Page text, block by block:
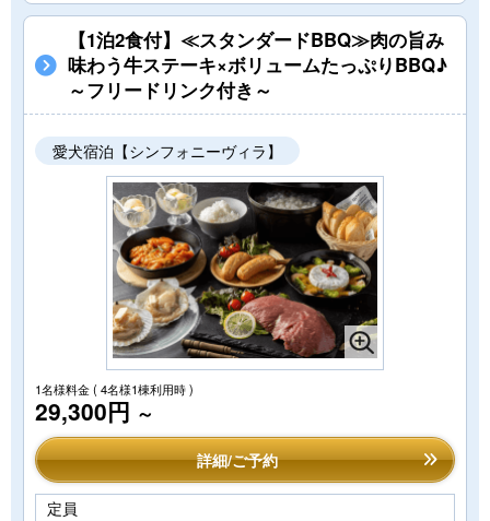
【1泊2食付】≪スタンダードBBQ≫肉の旨み
味わう牛ステーキ×ボリュームたっぷりBBQ♪
～フリードリンク付き～
愛犬宿泊【シンフォニーヴィラ】
1名様料金( 4名様1棟利用時 )
29,300円 ～
詳細/ご予約
定員